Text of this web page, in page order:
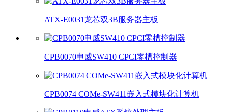
ATX-E0031龙芯双3B服务器主板
CPB0070申威SW410 CPCI零槽控制器
CPB0074 COMe-SW411嵌入式模块化计算机